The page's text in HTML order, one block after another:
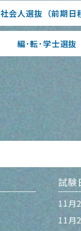
社会人選抜 （前期日
編･転･学士選抜
試験
11月
11月